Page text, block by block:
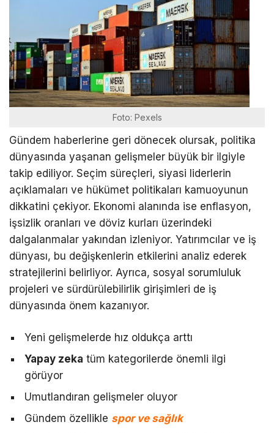
Foto: Pexels
Gündem haberlerine geri dönecek olursak, politika
dünyasında yaşanan gelişmeler büyük bir ilgiyle
takip ediliyor. Seçim süreçleri, siyasi liderlerin
açıklamaları ve hükümet politikaları kamuoyunun
dikkatini çekiyor. Ekonomi alanında ise enflasyon,
işsizlik oranları ve döviz kurları üzerindeki
dalgalanmalar yakından izleniyor. Yatırımcılar ve iş
dünyası, bu değişkenlerin etkilerini analiz ederek
stratejilerini belirliyor. Ayrıca, sosyal sorumluluk
projeleri ve sürdürülebilirlik girişimleri de iş
dünyasında önem kazanıyor.
Yeni gelişmelerde hız oldukça arttı
Yapay zeka tüm kategorilerde önemli ilgi
görüyor
Umutlandıran gelişmeler oluyor
Gündem özellikle spor ve sağlık